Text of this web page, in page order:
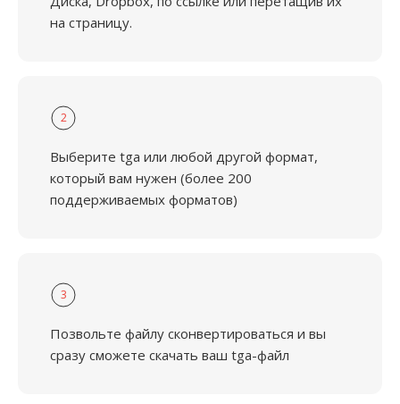
на страницу.
2
Выберите tga или любой другой формат,
который вам нужен (более 200
поддерживаемых форматов)
3
Позвольте файлу сконвертироваться и вы
сразу сможете скачать ваш tga-файл